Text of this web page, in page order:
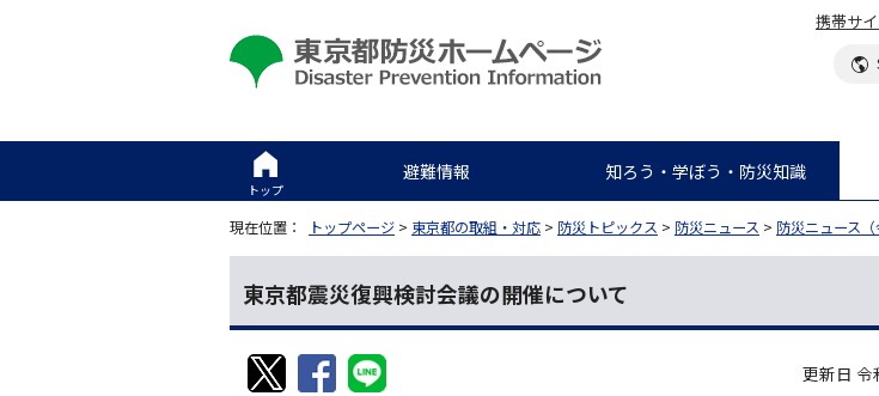
携帯サ
トップ
避難情報 知ろう・学ぼう・防災知識
現在位置： トップページ > 東京都の取組・対応 > 防災トピックス > 防災ニュース > 防災ニュース（
東京都震災復興検討会議の開催について
更新日 令